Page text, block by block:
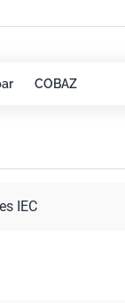
COBAZ
IEC